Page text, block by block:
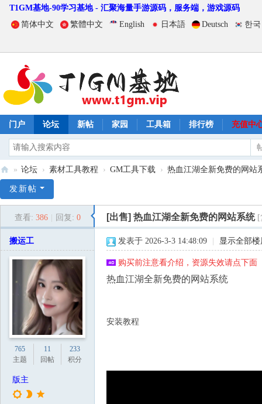
T1GM基地-90学习基地 - 汇聚海量手游源码，服务端，游戏源码
简体中文
繁體中文 English 日本語 Deutsch 한
门户 论坛 新帖 家园 工具箱 排行榜 充值中
1
» 论坛 › 素材工具教程 › GM工具下载 › 热血江湖全新免费的网站
发新帖
查看: 386 回复: 0 [出售] 热血江湖全新免费的网站系统
搬运工
765
主题
11
回帖
233
积分
版主
发表于 2026-3-3 14:48:09 显示全部楼
购买前注意看介绍，资源失效请点下
热血江湖全新免费的网站系统
安装教程